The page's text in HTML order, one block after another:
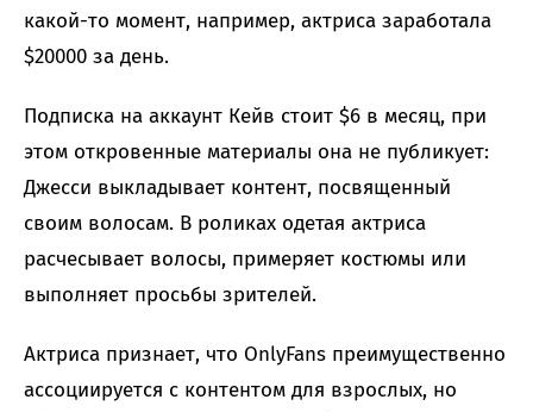
какой-то момент, например, актриса заработала
$20000 за день.
Подписка на аккаунт Кейв стоит $6 в месяц, при
этом откровенные материалы она не публикует:
Джесси выкладывает контент, посвященный
своим волосам. В роликах одетая актриса
расчесывает волосы, примеряет костюмы или
выполняет просьбы зрителей.
Актриса признает, что OnlyFans преимущественно
ассоциируется с контентом для взрослых, но